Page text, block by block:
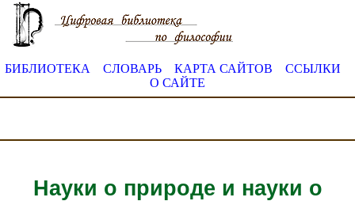
БИБЛИОТЕКА СЛОВАРЬ КАРТА САЙТОВ
ССЫЛКИ
О САЙТЕ
Науки о природе и науки о